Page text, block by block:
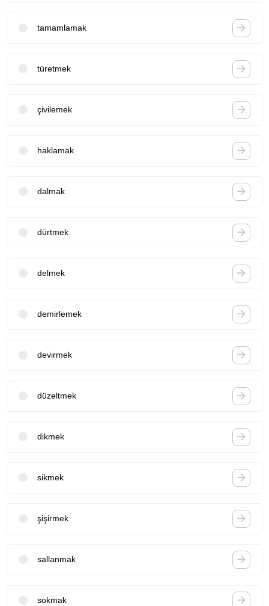
tamamlamak
türetmek
çivilemek
haklamak
dalmak
dürtmek
delmek
demirlemek
devirmek
düzeltmek
dikmek
sikmek
şişirmek
sallanmak
sokmak